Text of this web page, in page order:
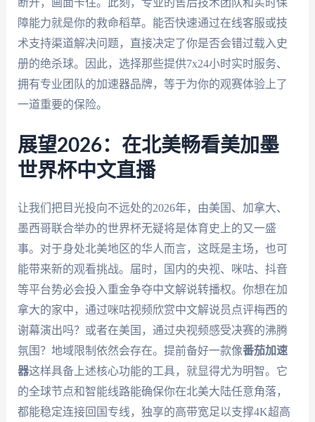
断开，画面卡住。此刻，专业的售后技术团队和实时保
障能力就是你的救命稻草。能否快速通过在线客服或技
术支持渠道解决问题，直接决定了你是否会错过载入史
册的绝杀球。因此，选择那些提供7x24小时实时服务、
拥有专业团队的加速器品牌，等于为你的观赛体验上了
一道重要的保险。
展望2026：在北美畅看美加墨
世界杯中文直播
让我们把目光投向不远处的2026年，由美国、加拿大、
墨西哥联合举办的世界杯无疑将是体育史上的又一盛
事。对于身处北美地区的华人而言，这既是主场，也可
能带来新的观看挑战。届时，国内的央视、咪咕、抖音
等平台势必会投入重金争夺中文解说转播权。你想在加
拿大的家中，通过咪咕视频欣赏中文解说员点评梅西的
谢幕演出吗？或者在美国，通过央视频感受决赛的沸腾
氛围？地域限制依然会存在。提前备好一款像番茄加速
器这样具备上述核心功能的工具，就显得尤为明智。它
的全球节点和智能线路能确保你在北美大陆任意角落，
都能稳定连接回国专线，独享的高带宽足以支撑4K超高